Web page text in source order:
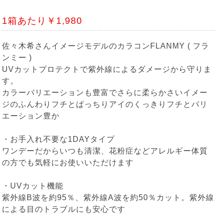
1箱あたり￥1,980
佐々木希さんイメージモデルのカラコンFLANMY ( フラ
ンミー )
UVカットプロテクトで紫外線によるダメージから守りま
す。
カラーバリエーションも豊富でさらに柔らかさいイメー
ジのふんわりフチとぱっちりアイのくっきりフチとバリ
エーション豊か
・お手入れ不要な1DAYタイプ
ワンデーだからいつも清潔、花粉症などアレルギー体質
の方でも気軽にお使いいただけます
・UVカット機能
紫外線B波を約95％、紫外線A波を約50％カット。紫外線
による目のトラブルにも安心です